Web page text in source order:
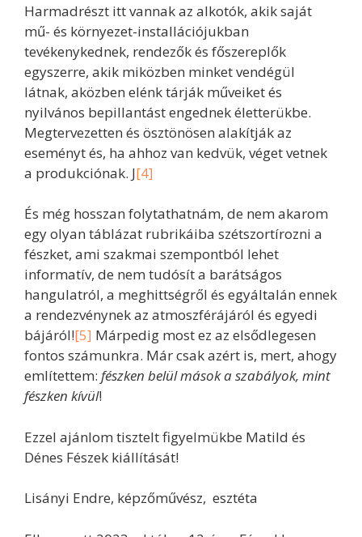
Harmadrészt itt vannak az alkotók, akik saját
mű- és környezet-installációjukban
tevékenykednek, rendezők és főszereplők
egyszerre, akik miközben minket vendégül
látnak, aközben elénk tárják műveiket és
nyilvános bepillantást engednek életterükbe.
Megtervezetten és ösztönösen alakítják az
eseményt és, ha ahhoz van kedvük, véget vetnek
a produkciónak. J[4]
És még hosszan folytathatnám, de nem akarom
egy olyan táblázat rubrikáiba szétszortírozni a
fészket, ami szakmai szempontból lehet
informatív, de nem tudósít a barátságos
hangulatról, a meghittségről és egyáltalán ennek
a rendezvénynek az atmoszférájáról és egyedi
bájáról![5] Márpedig most ez az elsődlegesen
fontos számunkra. Már csak azért is, mert, ahogy
említettem: fészken belül mások a szabályok, mint
fészken kívül!
Ezzel ajánlom tisztelt figyelmükbe Matild és
Dénes Fészek kiállítását!
Lisányi Endre, képzőművész, esztéta